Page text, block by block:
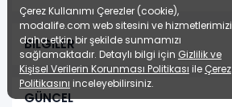
BİLGİLER
GÜNCEL
Çerez Kullanımı Çerezler (cookie),
modalife.com web sitesini ve hizmetlerimizi
daha etkin bir şekilde sunmamızı
sağlamaktadır. Detaylı bilgi için Gizlilik ve
Kişisel Verilerin Korunması Politikası ile Çerez
Politikasını inceleyebilirsiniz.